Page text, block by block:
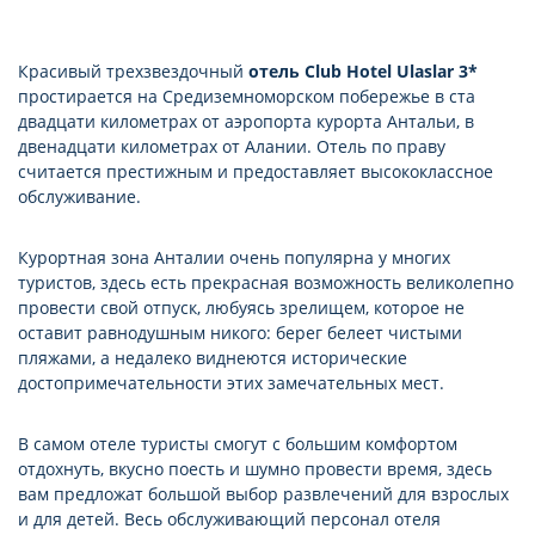
Красивый трехзвездочный отель Club Hotel Ulaslar 3*
простирается на Средиземноморском побережье в ста
двадцати километрах от аэропорта курорта Антальи, в
двенадцати километрах от Алании. Отель по праву
считается престижным и предоставляет высококлассное
обслуживание.
Курортная зона Анталии очень популярна у многих
туристов, здесь есть прекрасная возможность великолепно
провести свой отпуск, любуясь зрелищем, которое не
оставит равнодушным никого: берег белеет чистыми
пляжами, а недалеко виднеются исторические
достопримечательности этих замечательных мест.
В самом отеле туристы смогут с большим комфортом
отдохнуть, вкусно поесть и шумно провести время, здесь
вам предложат большой выбор развлечений для взрослых
и для детей. Весь обслуживающий персонал отеля